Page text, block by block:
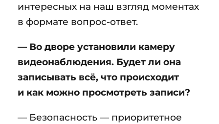
интересных на наш взгляд моментах
в формате вопрос-ответ.
— Во дворе установили камеру
видеонаблюдения. Будет ли она
записывать всё, что происходит
и как можно просмотреть записи?
— Безопасность — приоритетное